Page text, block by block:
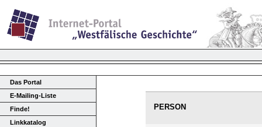
Das Portal
E-Mailing-Liste
Finde!
Linkkatalog
PERSON